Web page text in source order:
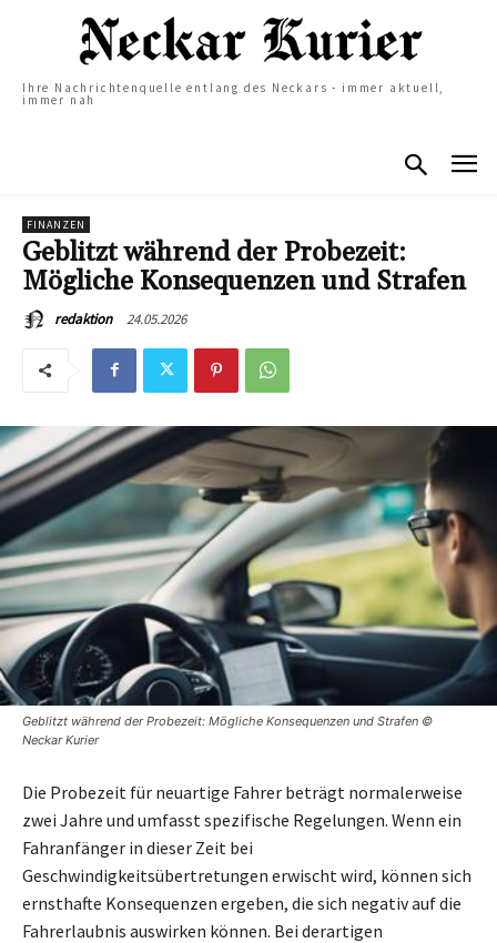
Ihre Nachrichtenquelle entlang des Neckars - immer aktuell,
immer nah
FINANZEN
Geblitzt während der Probezeit:
Mögliche Konsequenzen und Strafen
redaktion 24.05.2026
Geblitzt während der Probezeit: Mögliche Konsequenzen und Strafen ©
Neckar Kurier
Die Probezeit für neuartige Fahrer beträgt normalerweise
zwei Jahre und umfasst spezifische Regelungen. Wenn ein
Fahranfänger in dieser Zeit bei
Geschwindigkeitsübertretungen erwischt wird, können sich
ernsthafte Konsequenzen ergeben, die sich negativ auf die
Fahrerlaubnis auswirken können. Bei derartigen